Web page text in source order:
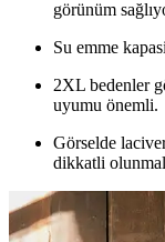
görünüm
Su emme
2XL bedenler
uyumu önemli.
Görselde
dikkatli